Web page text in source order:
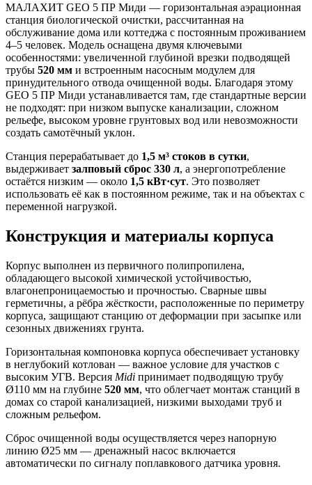
МАЛАХИТ GEO 5 ПР Миди — горизонтальная аэрационная
станция биологической очистки, рассчитанная на
обслуживание дома или коттеджа с постоянным проживанием
4–5 человек. Модель оснащена двумя ключевыми
особенностями: увеличенной глубиной врезки подводящей
трубы 520 мм и встроенным насосным модулем для
принудительного отвода очищенной воды. Благодаря этому
GEO 5 ПР Миди устанавливается там, где стандартные версии
не подходят: при низком выпуске канализации, сложном
рельефе, высоком уровне грунтовых вод или невозможности
создать самотёчный уклон.
Станция перерабатывает до 1,5 м³ стоков в сутки,
выдерживает залповый сброс 330 л, а энергопотребление
остаётся низким — около 1,5 кВт·сут. Это позволяет
использовать её как в постоянном режиме, так и на объектах с
переменной нагрузкой.
Конструкция и материалы корпуса
Корпус выполнен из первичного полипропилена,
обладающего высокой химической устойчивостью,
влагонепроницаемостью и прочностью. Сварные швы
герметичны, а рёбра жёсткости, расположенные по периметру
корпуса, защищают станцию от деформации при засыпке или
сезонных движениях грунта.
Горизонтальная компоновка корпуса обеспечивает установку
в неглубокий котлован — важное условие для участков с
высоким УГВ. Версия Midi принимает подводящую трубу
Ø110 мм на глубине 520 мм, что облегчает монтаж станций в
домах со старой канализацией, низкими выходами труб и
сложным рельефом.
Сброс очищенной воды осуществляется через напорную
линию Ø25 мм — дренажный насос включается
автоматически по сигналу поплавкового датчика уровня.